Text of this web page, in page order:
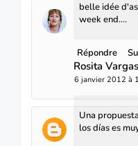
belle idée
week end....
Répondre
Rosita Vargas
6 janvier 2012 à
Una
los días es